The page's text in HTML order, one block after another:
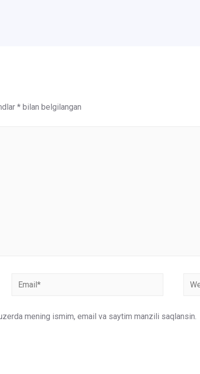
*bilan belgilangan
Email*
mening ismim, email va saytim manzili saqlansin.